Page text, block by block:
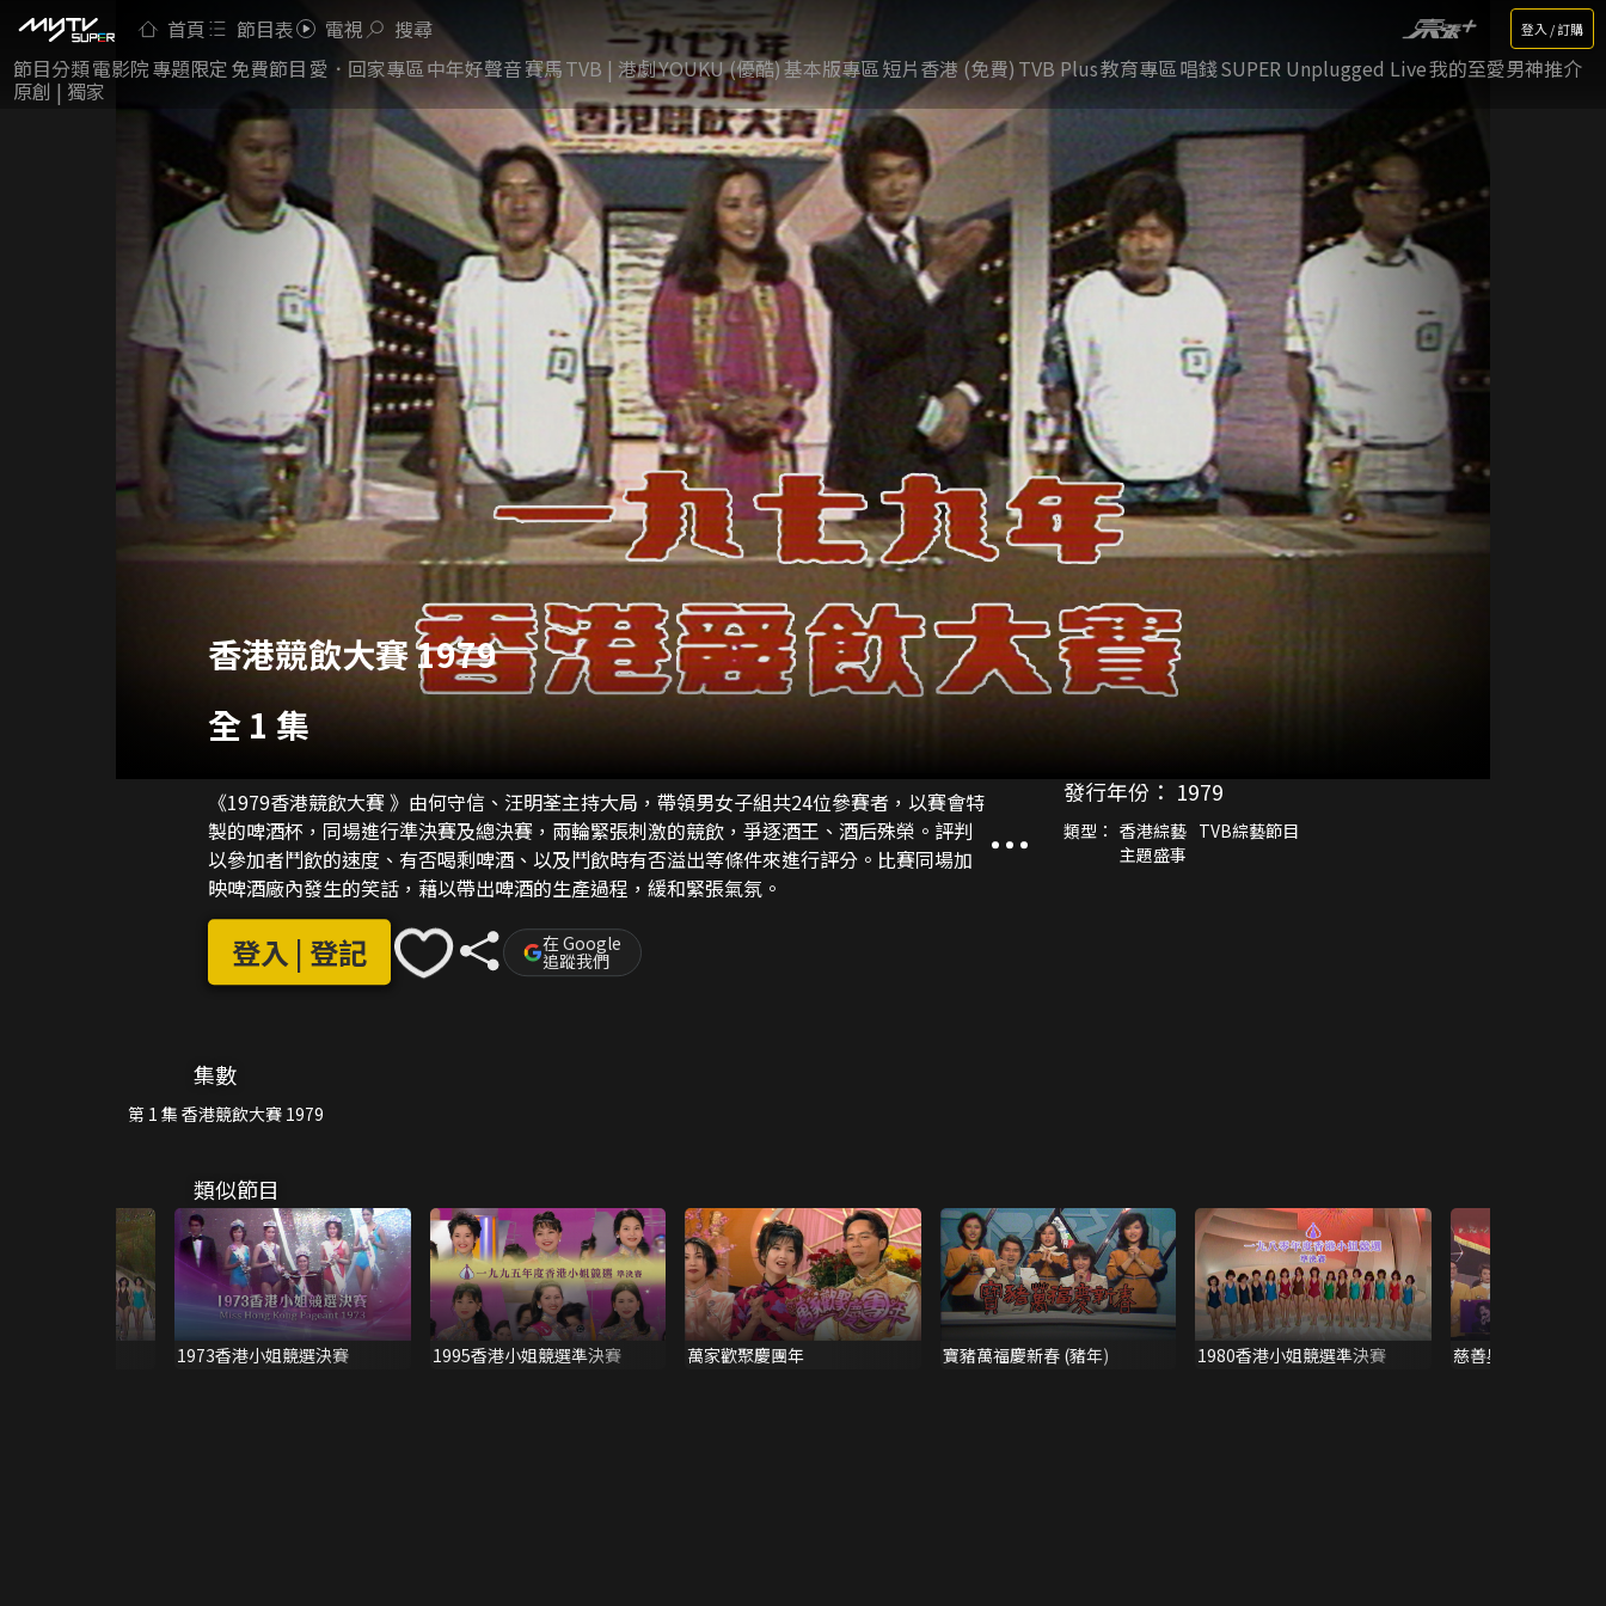
首頁 節目表 電視 搜尋 登入 / 訂購
節目分類電影院專題限定 免費節目 愛．回家專區中年好聲音賽馬TVB | 港劇YOUKU (優酷)基本版專區短片香港 (免費) TVB Plus教育專區唱錢SUPER Unplugged Live我的至愛男神推介
原創 | 獨家
香港競飲大賽 1979
全 1 集
《1979香港競飲大賽 》由何守信、汪明荃主持大局，帶領男女子組共24位參賽者，以賽會特
製的啤酒杯，同場進行準決賽及總決賽，兩輪緊張刺激的競飲，爭逐酒王、酒后殊榮。評判
以參加者鬥飲的速度、有否喝剩啤酒、以及鬥飲時有否溢出等條件來進行評分。比賽同場加
映啤酒廠內發生的笑話，藉以帶出啤酒的生產過程，緩和緊張氣氛。
登入 | 登記 在 Google
追蹤我們
發行年份： 1979
類型： 香港綜藝 TVB綜藝節目
主題盛事
集數
第 1 集 香港競飲大賽 1979
類似節目
1973香港小姐競選決賽 1995香港小姐競選準決賽 萬家歡聚慶團年 寶豬萬福慶新春 (豬年) 1980香港小姐競選準決賽 慈善星輝仁濟夜